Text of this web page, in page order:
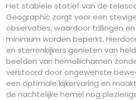
Het stabiele statief van de
Geographic zorgt voor een
observaties, waardoor trillingen
minimum worden beperkt.
en sterrenkijkers genieten van
beelden van hemellichamen
verstoord door ongewenste
een optimale kijkervaring en
de nachtelijke hemel nog